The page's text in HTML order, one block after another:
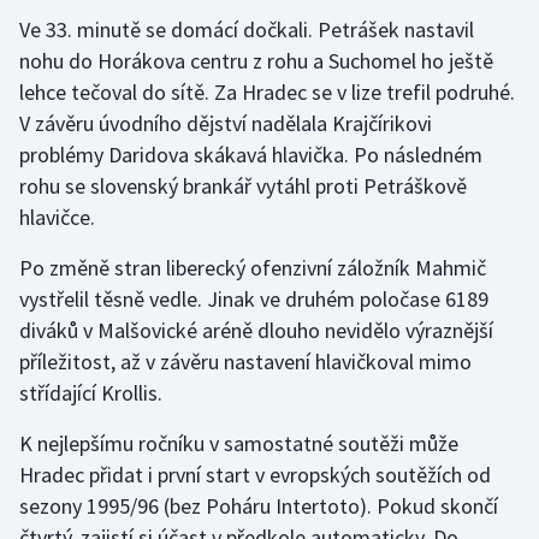
Ve 33. minutě se domácí dočkali. Petrášek nastavil
nohu do Horákova centru z rohu a Suchomel ho ještě
lehce tečoval do sítě. Za Hradec se v lize trefil podruhé.
V závěru úvodního dějství nadělala Krajčírikovi
problémy Daridova skákavá hlavička. Po následném
rohu se slovenský brankář vytáhl proti Petráškově
hlavičce.
Po změně stran liberecký ofenzivní záložník Mahmič
vystřelil těsně vedle. Jinak ve druhém poločase 6189
diváků v Malšovické aréně dlouho nevidělo výraznější
příležitost, až v závěru nastavení hlavičkoval mimo
střídající Krollis.
K nejlepšímu ročníku v samostatné soutěži může
Hradec přidat i první start v evropských soutěžích od
sezony 1995/96 (bez Poháru Intertoto). Pokud skončí